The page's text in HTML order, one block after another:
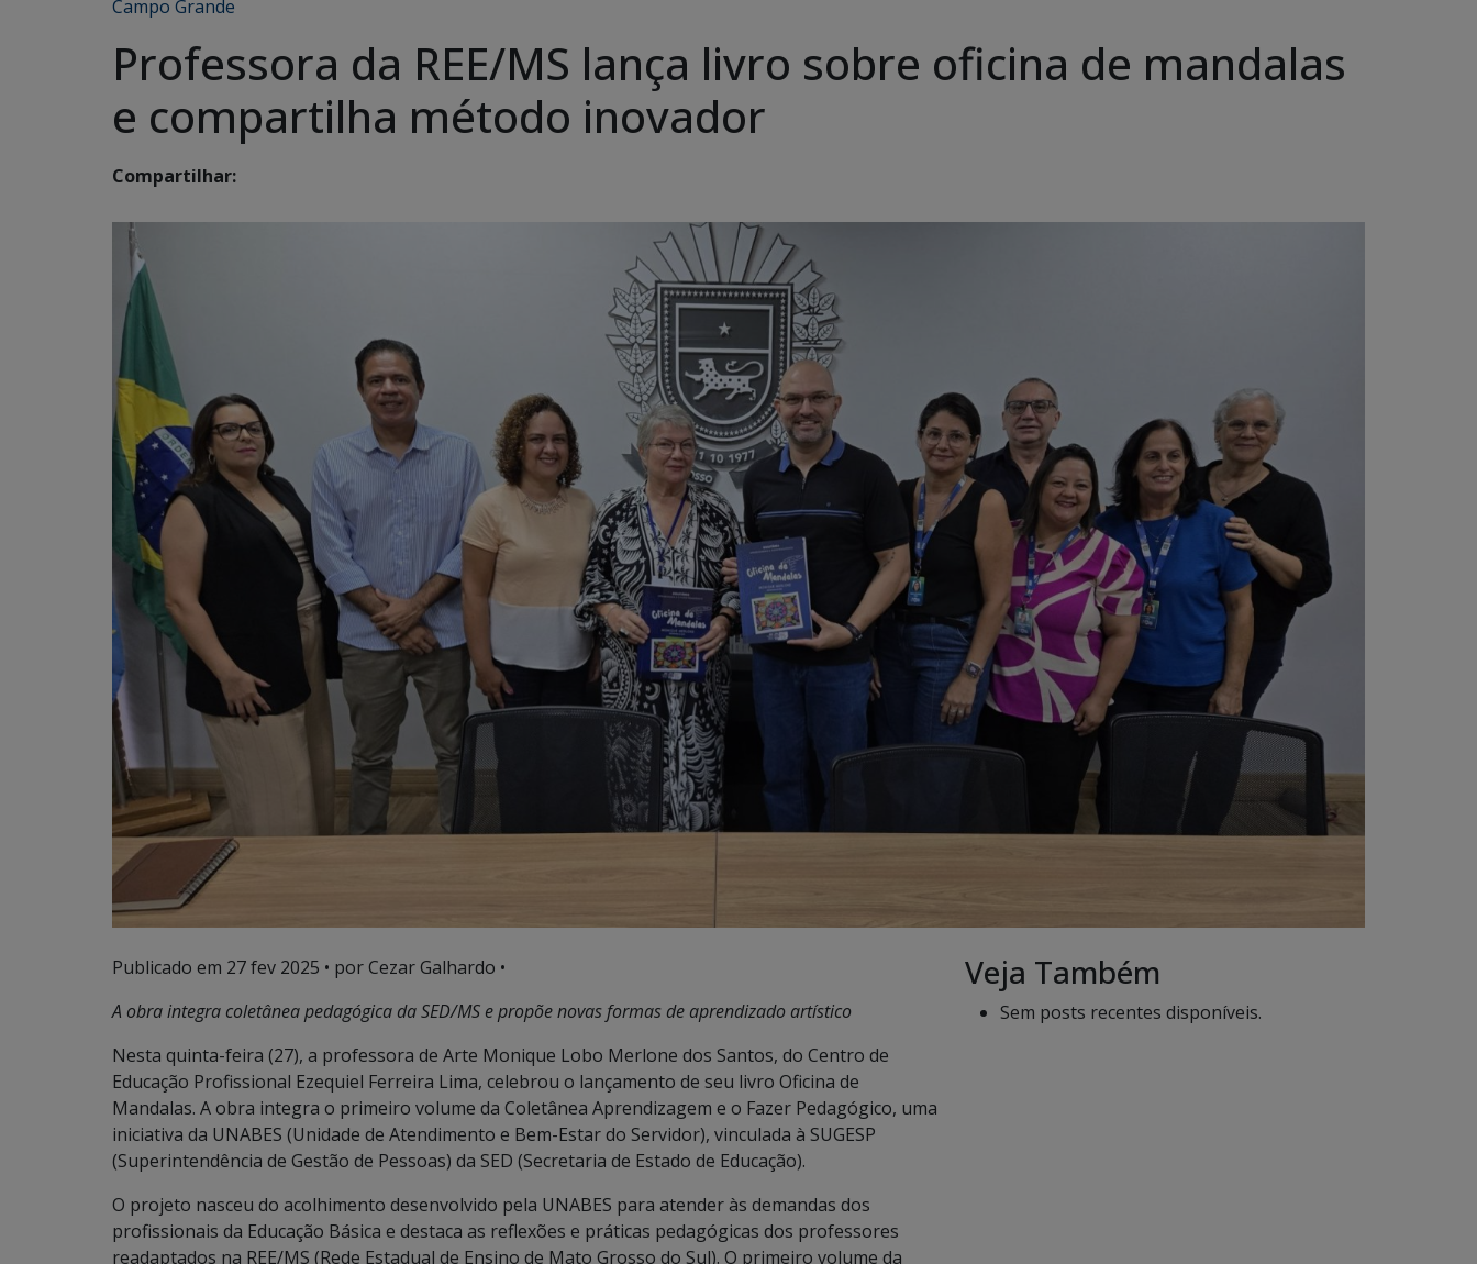
Campo Grande
Professora da REE/MS lança livro sobre oficina de mandalas
e compartilha método inovador
Compartilhar:
Publicado em 27 fev 2025 • por Cezar Galhardo •
A obra integra coletânea pedagógica da SED/MS e propõe novas formas de aprendizado artístico
Nesta quinta-feira (27), a professora de Arte Monique Lobo Merlone dos Santos, do Centro de
Educação Profissional Ezequiel Ferreira Lima, celebrou o lançamento de seu livro Oficina de
Mandalas. A obra integra o primeiro volume da Coletânea Aprendizagem e o Fazer Pedagógico, uma
iniciativa da UNABES (Unidade de Atendimento e Bem-Estar do Servidor), vinculada à SUGESP
(Superintendência de Gestão de Pessoas) da SED (Secretaria de Estado de Educação).
O projeto nasceu do acolhimento desenvolvido pela UNABES para atender às demandas dos
profissionais da Educação Básica e destaca as reflexões e práticas pedagógicas dos professores
readaptados na REE/MS (Rede Estadual de Ensino de Mato Grosso do Sul). O primeiro volume da
Veja Também
Sem posts recentes disponíveis.